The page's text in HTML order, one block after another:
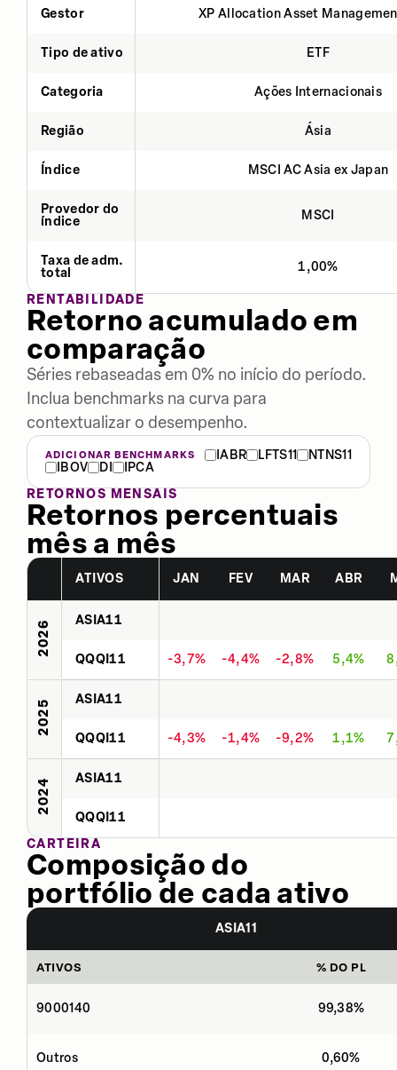
Gestor XP Allocation Asset
Tipo de ativo ETF
Categoria Ações Internacionais
Região Ásia
Índice MSCI AC Asia ex Japan
Provedor do
índice
MSCI
Taxa de adm.
total
1,00%
RENTABILIDADE
Retorno acumulado em
comparação
Séries rebaseadas em 0% no início do período.
Inclua benchmarks na curva para
contextualizar o desempenho.
ADICIONAR BENCHMARKS IABR LFTS11
NTNS11
IBOV
DI
IPCA
RETORNOS MENSAIS
Retornos percentuais
mês a mês
ATIVOS JAN FEV MAR ABR
2026 ASIA11
QQQI11 -3,7% -4,4% -2,8% 5,4%
2025 ASIA11
QQQI11 -4,3% -1,4% -9,2% 1,1%
2024 ASIA11
QQQI11
CARTEIRA
Composição do
portfólio de cada ativo
ASIA11
ATIVOS % DO PL
9000140 99,38%
Outros 0,60%